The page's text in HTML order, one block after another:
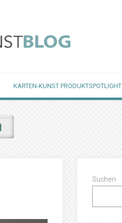
KARTEN-KUNST PRODUKTSPOTLIGHT
Suchen